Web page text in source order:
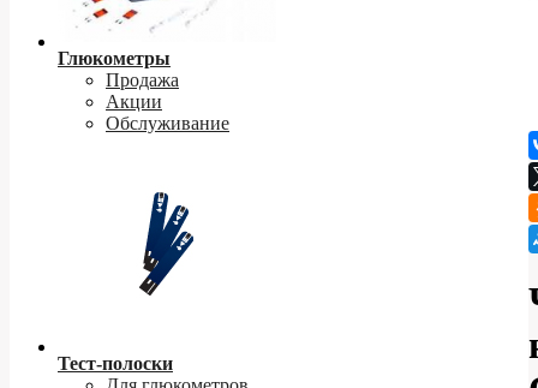
Глюкометры
Продажа
Акции
Обслуживание
Тест-полоски